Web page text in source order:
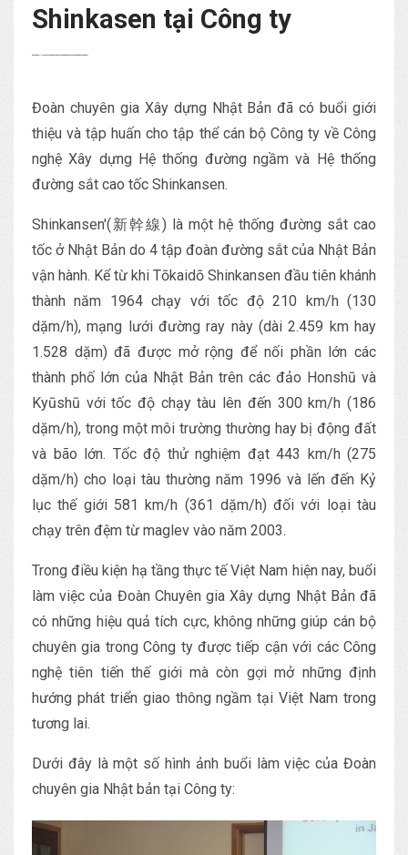
Shinkasen tại Công ty
Đoàn chuyên gia Xây dựng Nhật Bản đã có buổi giới
thiệu và tập huấn cho tập thể cán bộ Công ty về Công
nghệ Xây dựng Hệ thống đường ngầm và Hệ thống
đường sắt cao tốc Shinkansen.
Shinkansen'(新幹線) là một hệ thống đường sắt cao
tốc ở Nhật Bản do 4 tập đoàn đường sắt của Nhật Bản
vận hành. Kể từ khi Tōkaidō Shinkansen đầu tiên khánh
thành năm 1964 chạy với tốc độ 210 km/h (130
dặm/h), mạng lưới đường ray này (dài 2.459 km hay
1.528 dặm) đã được mở rộng để nối phần lớn các
thành phố lớn của Nhật Bản trên các đảo Honshū và
Kyūshū với tốc độ chạy tàu lên đến 300 km/h (186
dặm/h), trong một môi trường thường hay bị động đất
và bão lớn. Tốc độ thử nghiệm đạt 443 km/h (275
dặm/h) cho loại tàu thường năm 1996 và lến đến Kỷ
lục thế giới 581 km/h (361 dặm/h) đối với loại tàu
chạy trên đệm từ maglev vào năm 2003.
Trong điều kiện hạ tầng thực tế Việt Nam hiện nay, buổi
làm việc của Đoàn Chuyên gia Xây dựng Nhật Bản đã
có những hiệu quả tích cực, không những giúp cán bộ
chuyên gia trong Công ty được tiếp cận với các Công
nghệ tiên tiến thế giới mà còn gợi mở những định
hướng phát triển giao thông ngầm tại Việt Nam trong
tương lai.
Dưới đây là một số hình ảnh buổi làm việc của Đoàn
chuyên gia Nhật bản tại Công ty: